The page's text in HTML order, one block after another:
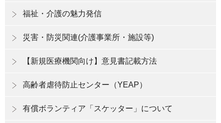
福祉・介護の魅力発信
災害・防災関連(介護事業所・施設等)
【新規医療機関向け】意見書記載方法
高齢者虐待防止センター（YEAP）
有償ボランティア「スケッター」について